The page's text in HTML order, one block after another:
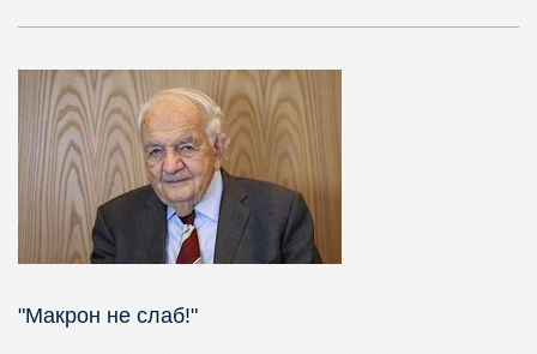
"Макрон не слаб!"